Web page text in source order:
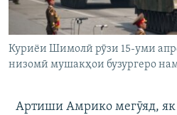
ГУЗОРИШҲОИ РАДИОӢ
Русский
ПАЙГИРӢ КУНЕД
Куриёи Шимолӣ рӯзи 15-уми
низомӣ мушакҳои бузургеро
Артиши Амрико мегӯяд,